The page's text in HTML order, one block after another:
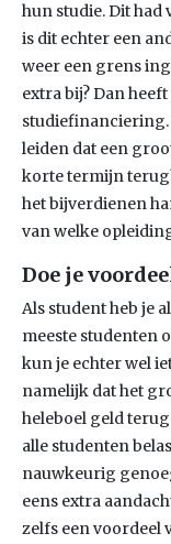
hun studie. Dit had
is dit echter een
weer een grens
extra bij? Dan
studiefinanciering.
leiden dat een
korte termijn
het bijverdienen
van welke
Doe je
Als student heb je
meeste studenten
kun je echter wel
namelijk dat het
heleboel geld
alle studenten
nauwkeurig
eens extra
zelfs een voordeel